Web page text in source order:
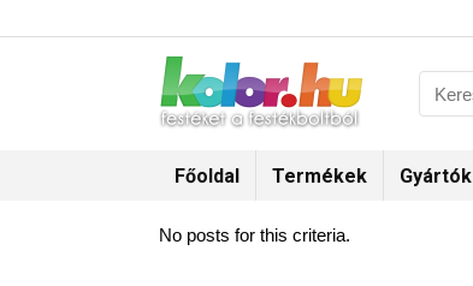
Főoldal Termékek Gyártók
No posts for this criteria.